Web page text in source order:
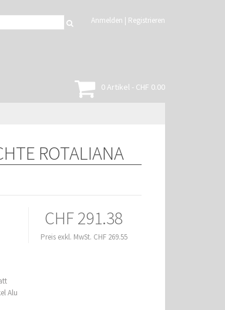
Anmelden | Registrieren
0 Artikel - CHF 0.00
ROTALIANA
CHF 291.38
Preis exkl. MwSt. CHF 269.55
Alu